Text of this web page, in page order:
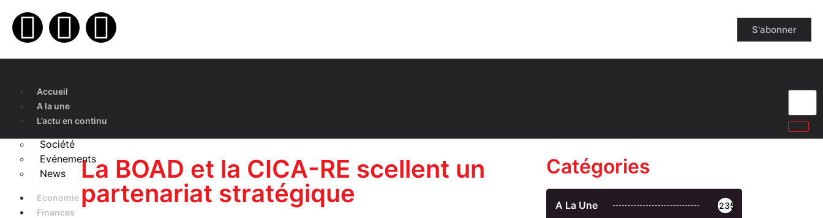
S'abonner
Accueil
A la une
L’actu en continu
Société
Evénements
News
Economie
Finances
La BOAD et la CICA-RE scellent un
partenariat stratégique
Catégories
A La Une 1235